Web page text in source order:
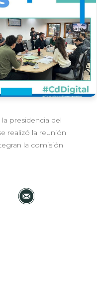
presidencia del
realizó la reunión
la comisión